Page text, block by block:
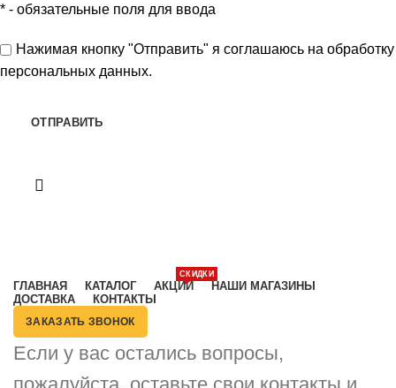
* - обязательные поля для ввода
Нажимая кнопку "Отправить" я соглашаюсь на обработку
персональных данных.
ГЛАВНАЯ КАТАЛОГ АКЦИИ
СКИДКИ
НАШИ МАГАЗИНЫ
ДОСТАВКА
КОНТАКТЫ
ЗАКАЗАТЬ ЗВОНОК
Если у вас остались вопросы,